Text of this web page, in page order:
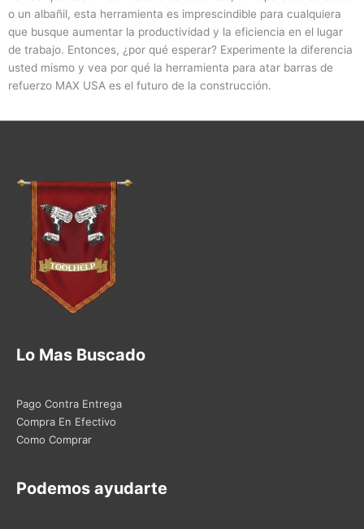
o un albañil, esta herramienta es imprescindible para cualquiera
que busque aumentar la productividad y la eficiencia en el lugar
de trabajo. Entonces, ¿por qué esperar? Experimente la diferencia
usted mismo y vea por qué la herramienta para atar barras de
refuerzo MAX USA es el futuro de la construcción.
Lo Mas Buscado
Pago Contra Entrega
Compra En Efectivo
Como Comprar
Podemos ayudarte